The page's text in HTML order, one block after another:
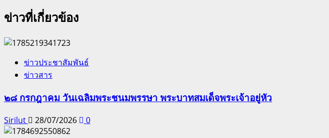
ข่าวที่เกี่ยวข้อง
ข่าวประชาสัมพันธ์
ข่าวสาร
๒๘ กรกฎาคม วันเฉลิมพระชนมพรรษา พระบาทสมเด็จพระเจ้าอยู่หัว
Sirilut 28/07/2026 0